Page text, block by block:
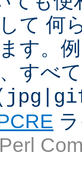
て 何
す。
すべ
Perl